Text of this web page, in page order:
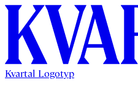
Kvartal Logotyp